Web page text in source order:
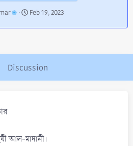
C
e
o
n
Feb 19, 2023
Discussion
আল-মাদানী।